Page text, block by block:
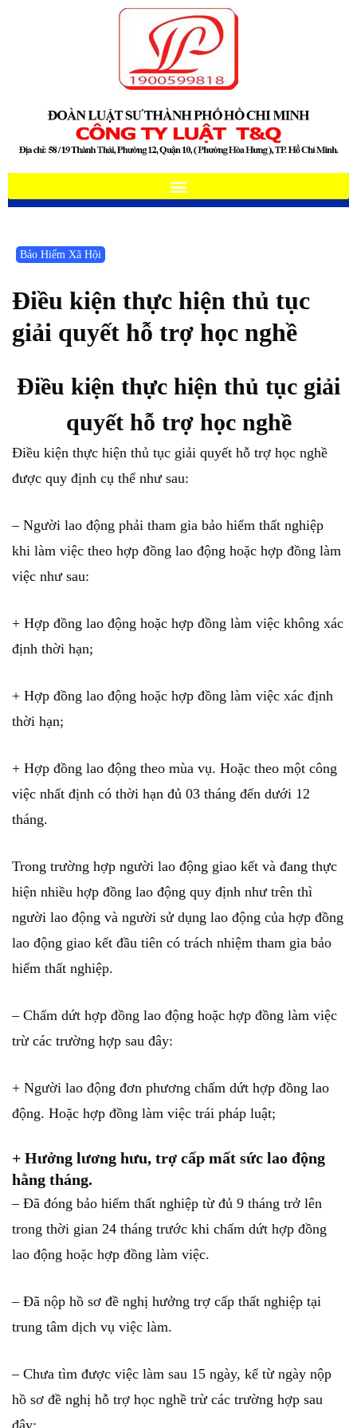
Bảo Hiểm Xã Hội
Điều kiện thực hiện thủ tục
giải quyết hỗ trợ học nghề
Điều kiện thực hiện thủ tục giải
quyết hỗ trợ học nghề
Điều kiện thực hiện thủ tục giải quyết hỗ trợ học nghề
được quy định cụ thể như sau:
– Người lao động phải tham gia bảo hiểm thất nghiệp
khi làm việc theo hợp đồng lao động hoặc hợp đồng làm
việc như sau:
+ Hợp đồng lao động hoặc hợp đồng làm việc không xác
định thời hạn;
+ Hợp đồng lao động hoặc hợp đồng làm việc xác định
thời hạn;
+ Hợp đồng lao động theo mùa vụ. Hoặc theo một công
việc nhất định có thời hạn đủ 03 tháng đến dưới 12
tháng.
Trong trường hợp người lao động giao kết và đang thực
hiện nhiều hợp đồng lao động quy định như trên thì
người lao động và người sử dụng lao động của hợp đồng
lao động giao kết đầu tiên có trách nhiệm tham gia bảo
hiểm thất nghiệp.
– Chấm dứt hợp đồng lao động hoặc hợp đồng làm việc
trừ các trường hợp sau đây:
+ Người lao động đơn phương chấm dứt hợp đồng lao
động. Hoặc hợp đồng làm việc trái pháp luật;
+ Hưởng lương hưu, trợ cấp mất sức lao động
hằng tháng.
– Đã đóng bảo hiểm thất nghiệp từ đủ 9 tháng trở lên
trong thời gian 24 tháng trước khi chấm dứt hợp đồng
lao động hoặc hợp đồng làm việc.
– Đã nộp hồ sơ đề nghị hưởng trợ cấp thất nghiệp tại
trung tâm dịch vụ việc làm.
– Chưa tìm được việc làm sau 15 ngày, kể từ ngày nộp
hồ sơ đề nghị hỗ trợ học nghề trừ các trường hợp sau